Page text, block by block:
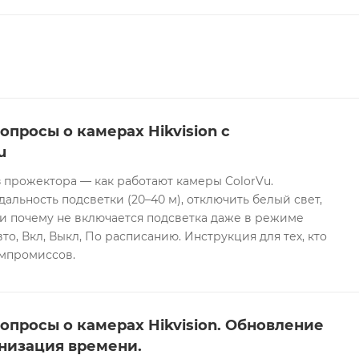
события включают обнаружение лиц и защиту
алюминиевого сплава с степенью защиты IP67 и
мм, вес — около 600 г. Устройство работает в
конденсации.
о камерах Hikvision с
— как работают камеры ColorVu.
подсветки (20–40 м), отключить белый свет,
почему не включается подсветка даже в режиме
Вкл, Выкл, По расписанию. Инструкция для тех, кто
о камерах Hikvision. Обновление
времени.